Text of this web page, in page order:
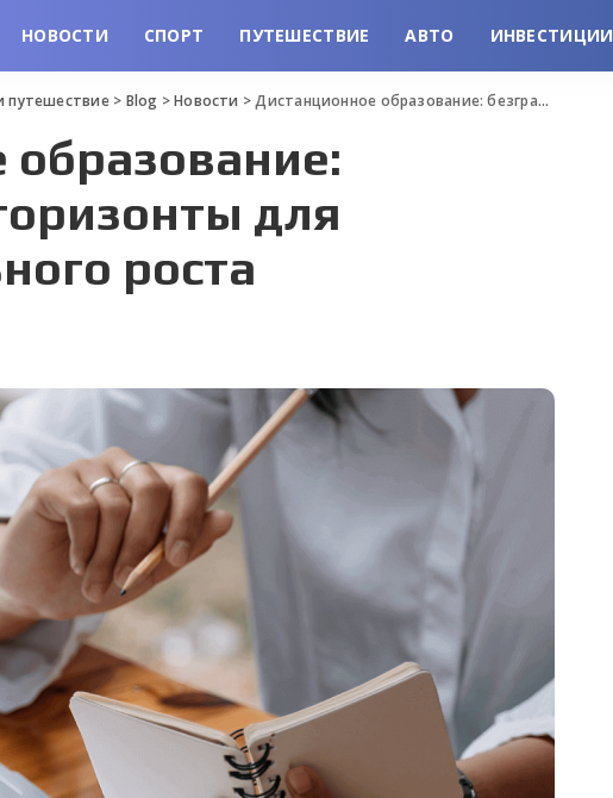
НОВОСТИ СПОРТ ПУТЕШЕСТВИЕ АВТО ИНВЕСТИЦИИ
путешествие> Blog >Новости >Дистанционное образование: безграничные горизонты для профессионального роста
для
роста